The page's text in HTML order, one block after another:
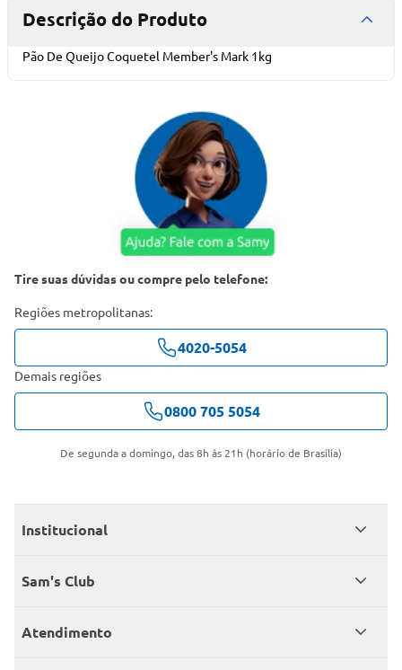
Descrição do Produto
Pão De Queijo Coquetel Member's Mark 1kg
Tire suas dúvidas ou compre pelo telefone:
Regiões metropolitanas:
4020-5054
Demais regiões
0800 705 5054
De segunda a domingo, das 8h às 21h (horário de Brasília)
Institucional
Quem somos
Sam's Club
Seja sócio
Atendimento